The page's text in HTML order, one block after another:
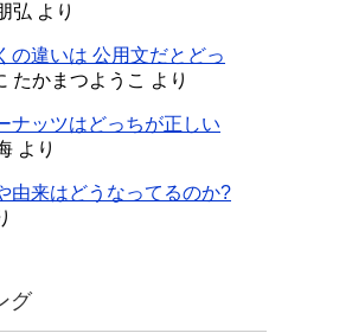
弘 より
の違いは 公用文だとどっ
たかまつようこ より
ナッツはどっちが正しい
より
由来はどうなってるのか?
グ